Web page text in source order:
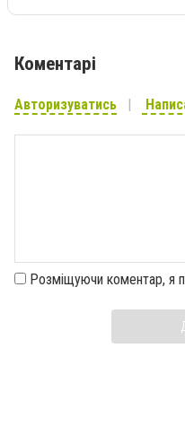
Коментарі
Авторизуватись
Розміщуючи коментар, я